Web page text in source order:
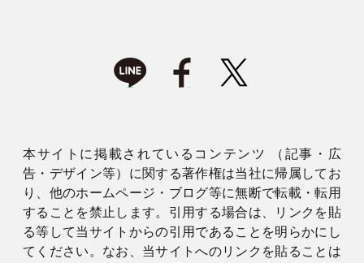
本サイトに掲載されているコンテンツ （記事・広
告・デザイン等）に関する著作権は当社に帰属してお
り、他のホームページ・ブログ等に無断で転載・転用
することを禁止します。引用する場合は、リンクを貼
る等して当サイトからの引用であることを明らかにし
てください。なお、当サイトへのリンクを貼ることは